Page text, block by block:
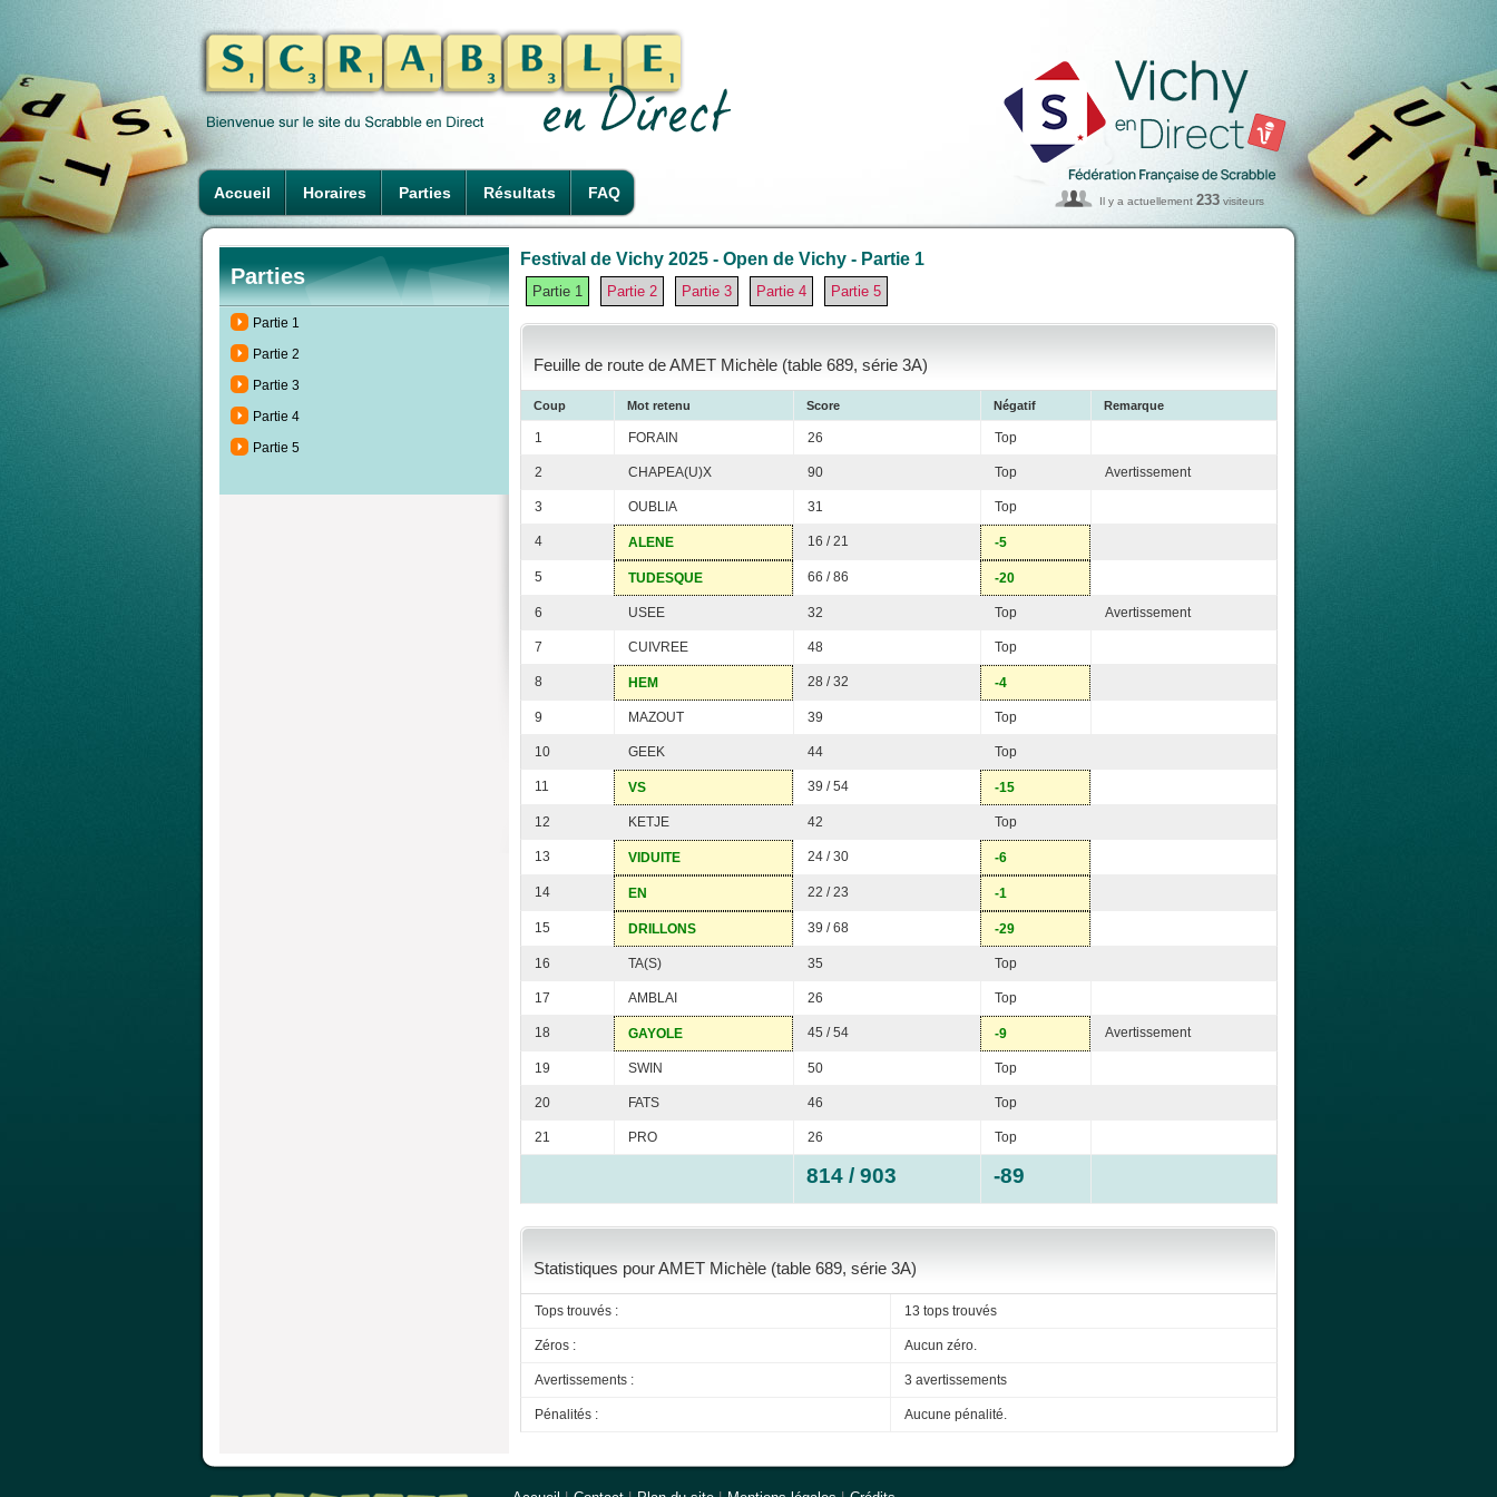
Accueil Horaires Parties Résultats FAQ Il y a actuellement 233 visiteurs
Parties
Partie 1
Partie 2
Partie 3
Partie 4
Partie 5
Festival de Vichy 2025 - Open de Vichy - Partie 1
Partie 1 Partie 2 Partie 3 Partie 4 Partie 5
Feuille de route de AMET Michèle (table 689, série 3A)
Coup Mot retenu Score Négatif Remarque
1 FORAIN 26 Top
2 CHAPEA(U)X 90 Top Avertissement
3 OUBLIA 31 Top
4 ALENE 16 / 21 -5
5 TUDESQUE 66 / 86 -20
6 USEE 32 Top Avertissement
7 CUIVREE 48 Top
8 HEM 28 / 32 -4
9 MAZOUT 39 Top
10 GEEK 44 Top
11 VS 39 / 54 -15
12 KETJE 42 Top
13 VIDUITE 24 / 30 -6
14 EN 22 / 23 -1
15 DRILLONS 39 / 68 -29
16 TA(S) 35 Top
17 AMBLAI 26 Top
18 GAYOLE 45 / 54 -9 Avertissement
19 SWIN 50 Top
20 FATS 46 Top
21 PRO 26 Top
814 / 903 -89
Statistiques pour AMET Michèle (table 689, série 3A)
Tops trouvés : 13 tops trouvés
Zéros : Aucun zéro.
Avertissements : 3 avertissements
Pénalités : Aucune pénalité.